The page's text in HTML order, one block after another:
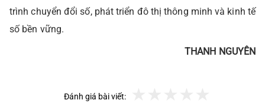
trình chuyển đổi số, phát triển đô thị thông minh và kinh tế
số bền vững.
THANH NGUYÊN
Đánh giá bài viết: